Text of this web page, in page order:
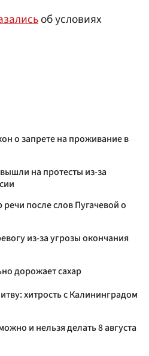
об условиях
о запрете на проживание в
на протесты из-за
после слов Пугачевой о
из-за угрозы окончания
дорожает сахар
хитрость с Калининградом
и нельзя делать 8 августа